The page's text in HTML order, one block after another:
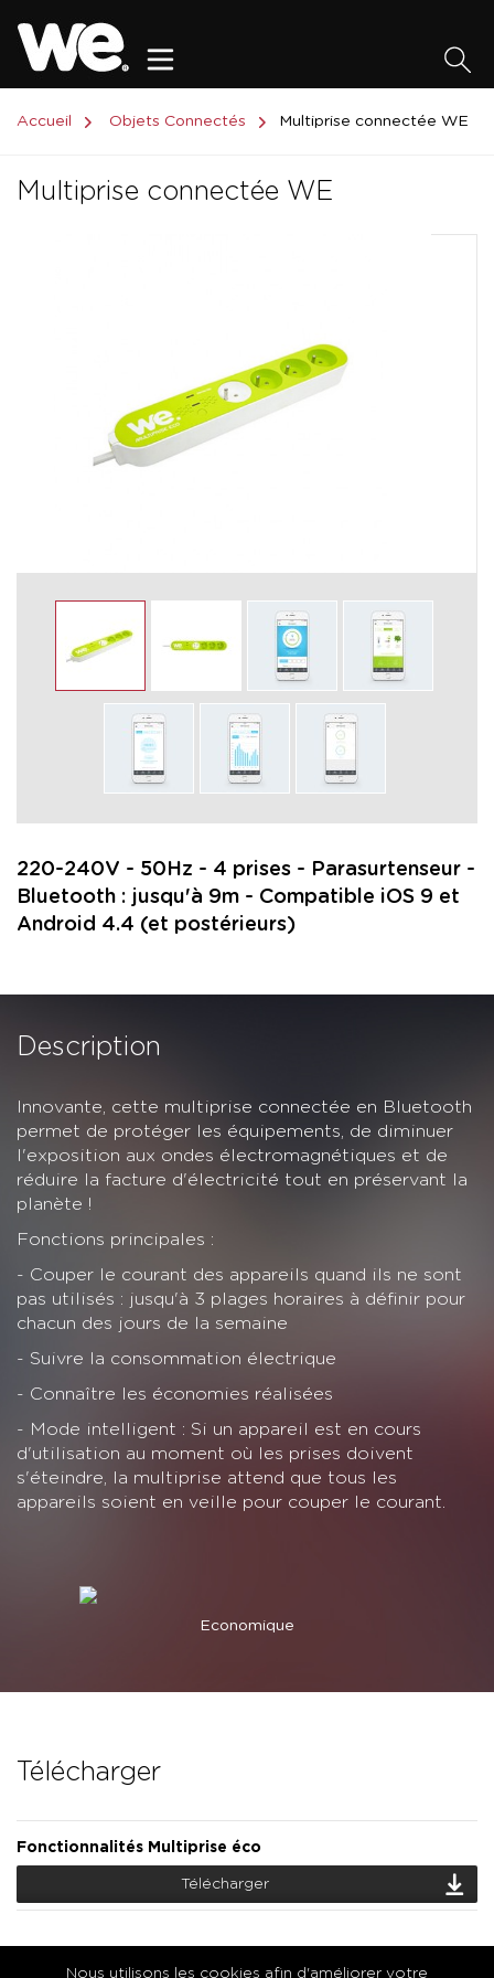
Accueil Objets Connectés Multiprise connectée WE
Multiprise connectée WE
220-240V - 50Hz - 4 prises - Parasurtenseur -
Bluetooth : jusqu'à 9m - Compatible iOS 9 et
Android 4.4 (et postérieurs)
Description
Innovante, cette multiprise connectée en Bluetooth
permet de protéger les équipements, de diminuer
l'exposition aux ondes électromagnétiques et de
réduire la facture d'électricité tout en préservant la
planète !
Fonctions principales :
- Couper le courant des appareils quand ils ne sont
pas utilisés : jusqu'à 3 plages horaires à définir pour
chacun des jours de la semaine
- Suivre la consommation électrique
- Connaître les économies réalisées
- Mode intelligent : Si un appareil est en cours
d'utilisation au moment où les prises doivent
s'éteindre, la multiprise attend que tous les
appareils soient en veille pour couper le courant.
Economique
Télécharger
Fonctionnalités Multiprise éco
Télécharger
Nous utilisons les cookies afin d'améliorer votre